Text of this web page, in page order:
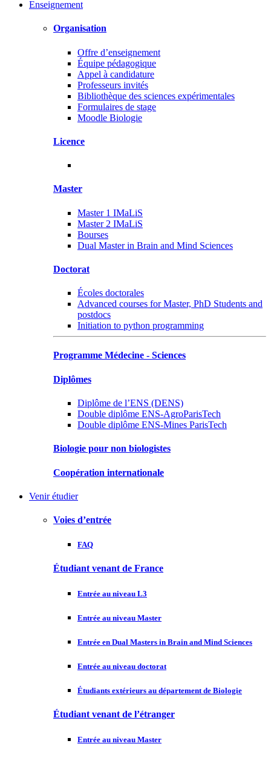
Enseignement
Organisation
Offre d’enseignement
Équipe pédagogique
Appel à candidature
Professeurs invités
Bibliothèque des sciences expérimentales
Formulaires de stage
Moodle Biologie
Licence
Master
Master 1 IMaLiS
Master 2 IMaLiS
Bourses
Dual Master in Brain and Mind Sciences
Doctorat
Écoles doctorales
Advanced courses for Master, PhD Students and
postdocs
Initiation to python programming
Programme Médecine - Sciences
Diplômes
Diplôme de l’ENS (DENS)
Double diplôme ENS-AgroParisTech
Double diplôme ENS-Mines ParisTech
Biologie pour non biologistes
Coopération internationale
Venir étudier
Voies d’entrée
FAQ
Étudiant venant de France
Entrée au niveau L3
Entrée au niveau Master
Entrée en Dual Masters in Brain and Mind Sciences
Entrée au niveau doctorat
Étudiants extérieurs au département de Biologie
Étudiant venant de l’étranger
Entrée au niveau Master